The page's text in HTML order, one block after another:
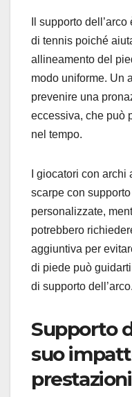
Il supporto
di tennis poiché
allineamento del
modo uniforme. Un
prevenire una
eccessiva, che può
nel tempo.
I giocatori con
scarpe con
personalizzate,
potrebbero
aggiuntiva per
di piede può
di supporto dell’arco.
Supporto
suo
prestazioni